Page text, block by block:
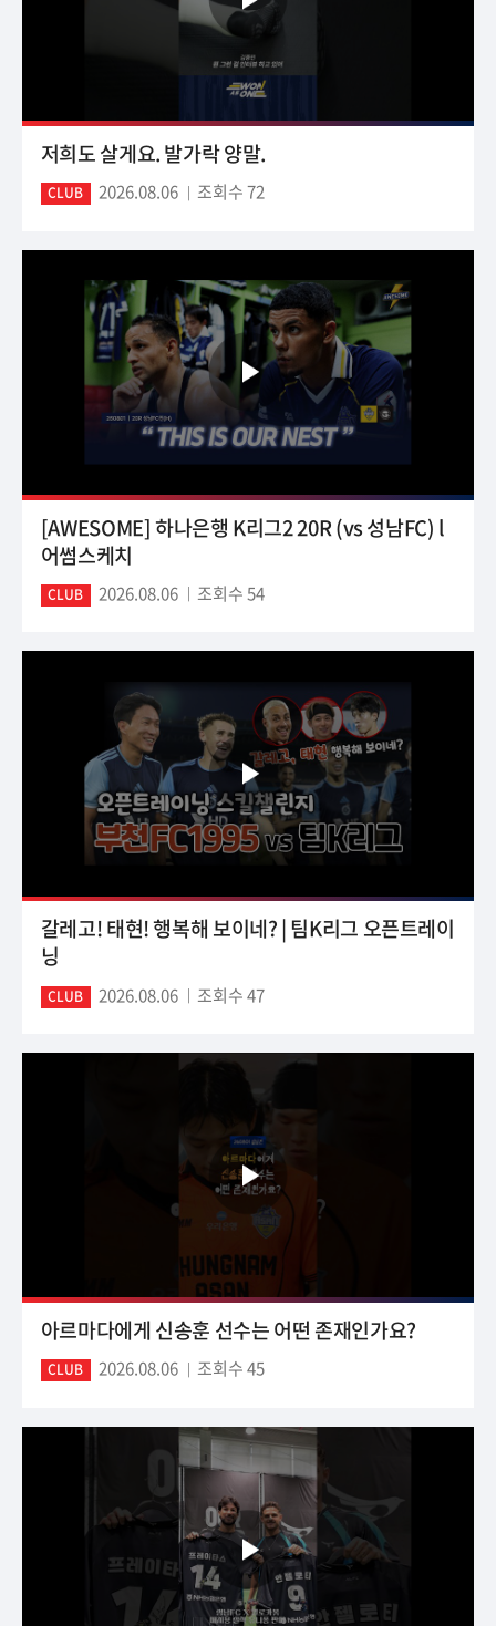
저희도 살게요. 발가락 양말.
CLUB 2026.08.06 조회수 72
[AWESOME] 하나은행 K리그2 20R (vs 성남FC) l
어썸스케치
CLUB 2026.08.06 조회수 54
갈레고! 태현! 행복해 보이네? | 팀K리그 오픈트레이
닝
CLUB 2026.08.06 조회수 47
아르마다에게 신송훈 선수는 어떤 존재인가요?
CLUB 2026.08.06 조회수 45